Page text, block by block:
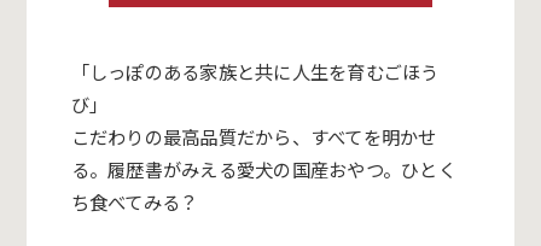
「しっぽのある家族と共に人生を育むごほう
び」
こだわりの最高品質だから、すべてを明かせ
る。 履歴書がみえる愛犬の国産おやつ。ひとく
ち食べてみる？